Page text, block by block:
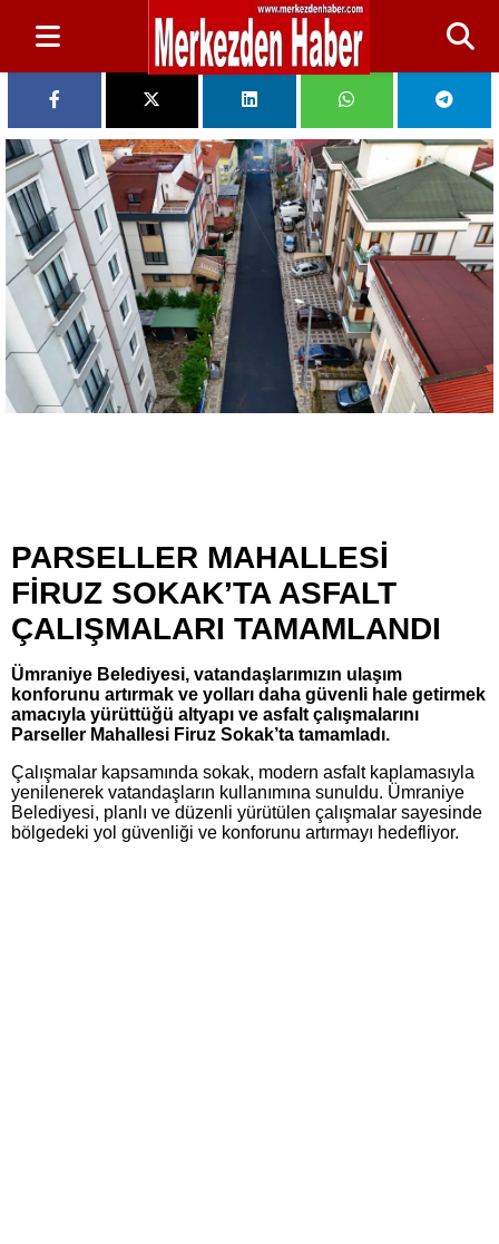
PARSELLER MAHALLESİ
FİRUZ SOKAK’TA ASFALT
ÇALIŞMALARI TAMAMLANDI
Ümraniye Belediyesi, vatandaşlarımızın ulaşım
konforunu artırmak ve yolları daha güvenli hale getirmek
amacıyla yürüttüğü altyapı ve asfalt çalışmalarını
Parseller Mahallesi Firuz Sokak’ta tamamladı.
Çalışmalar kapsamında sokak, modern asfalt kaplamasıyla
yenilenerek vatandaşların kullanımına sunuldu. Ümraniye
Belediyesi, planlı ve düzenli yürütülen çalışmalar sayesinde
bölgedeki yol güvenliği ve konforunu artırmayı hedefliyor.